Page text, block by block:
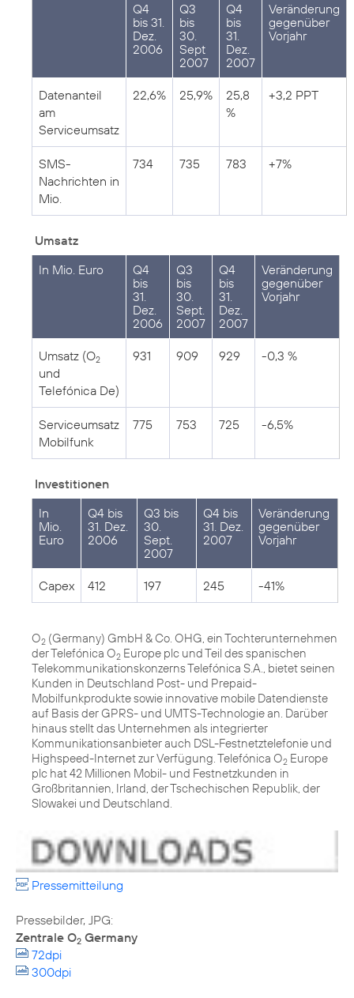
Q4
bis 31.
Dez.
2006
Q3
bis
30.
Sept
2007
Q4
bis
31.
Dez.
2007
Veränderung
gegenüber
Vorjahr
Datenanteil
am
Serviceumsatz
22,6% 25,9%
25,8
%
+3,2 PPT
SMS-
Nachrichten in
Mio.
734 735 783 +7%
Umsatz
In Mio. Euro
Q4
bis
31.
Dez.
2006
Q3
bis
30.
Sept.
2007
Q4
bis
31.
Dez.
2007
Veränderung
gegenüber
Vorjahr
Umsatz (O2
und
Telefónica De)
931 909 929 -0,3 %
Serviceumsatz
Mobilfunk
775 753 725 -6,5%
Investitionen
In
Mio.
Euro
Q4 bis
31. Dez.
2006
Q3 bis
30.
Sept.
2007
Q4 bis
31. Dez.
2007
Veränderung
gegenüber
Vorjahr
Capex 412 197 245 -41%
O2 (Germany) GmbH & Co. OHG, ein Tochterunternehmen
der Telefónica O2 Europe plc und Teil des spanischen
Telekommunikationskonzerns Telefónica S.A., bietet seinen
Kunden in Deutschland Post- und Prepaid-
Mobilfunkprodukte sowie innovative mobile Datendienste
auf Basis der GPRS- und UMTS-Technologie an. Darüber
hinaus stellt das Unternehmen als integrierter
Kommunikationsanbieter auch DSL-Festnetztelefonie und
Highspeed-Internet zur Verfügung. Telefónica O2 Europe
plc hat 42 Millionen Mobil- und Festnetzkunden in
Großbritannien, Irland, der Tschechischen Republik, der
Slowakei und Deutschland.
Pressemitteilung
Zentrale O2 Germany
72dpi
300dpi